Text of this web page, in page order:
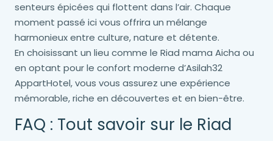
senteurs épicées qui flottent dans l’air. Chaque
moment passé ici vous offrira un mélange
harmonieux entre culture, nature et détente.
En choisissant un lieu comme le Riad mama Aicha ou
en optant pour le confort moderne d’Asilah32
AppartHotel, vous vous assurez une expérience
mémorable, riche en découvertes et en bien-être.
FAQ : Tout savoir sur le Riad